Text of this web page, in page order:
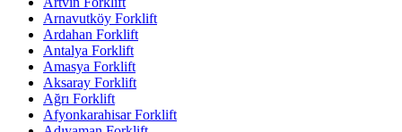
Arnavutköy Forklift
Ardahan Forklift
Antalya Forklift
Amasya Forklift
Aksaray Forklift
Ağrı Forklift
Afyonkarahisar Forklift